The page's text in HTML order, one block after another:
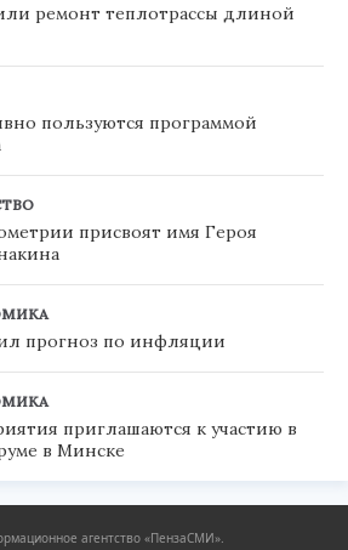
ремонт теплотрассы длиной
пользуются программой
присвоят имя Героя
прогноз по инфляции
приглашаются к участию в
в Минске
агентство «ПензаСМИ».